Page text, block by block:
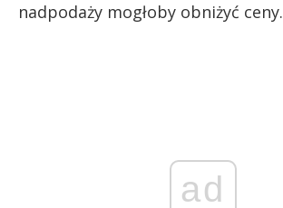
nadpodaży mogłoby obniżyć ceny.
ad